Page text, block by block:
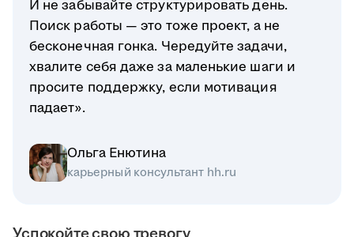
И не забывайте структурировать день.
Поиск работы — это тоже проект, а не
бесконечная гонка. Чередуйте задачи,
хвалите себя даже за маленькие шаги и
просите поддержку, если мотивация
падает».
Ольга Енютина
карьерный консультант hh.ru